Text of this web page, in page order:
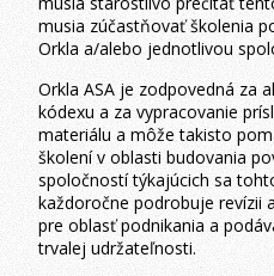
musia zúčastňovať školenia
Orkla a/alebo jednotlivou
Orkla ASA je zodpovedná za
kódexu a za vypracovanie
materiálu a môže takisto
školení v oblasti budovania
spoločností týkajúcich sa
každoročne podrobuje revízii
pre oblasť podnikania a
trvalej udržateľnosti.